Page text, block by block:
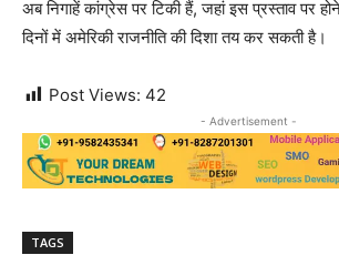
अब निगाहें कांग्रेस पर टिकी हैं, जहां इस प्रस्ताव पर
दिनों में अमेरिकी राजनीति की दिशा तय कर सकती है।
Post Views: 42
- Advertisement -
TAGS